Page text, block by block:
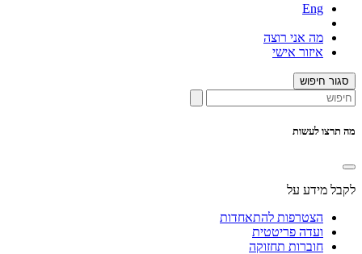
Eng
מה אני רוצה
איזור אישי
סגור חיפוש
מה תרצו לעשות
לקבל מידע על
הצטרפות להתאחדות
ועדה פריטטית
חוברות תחזוקה